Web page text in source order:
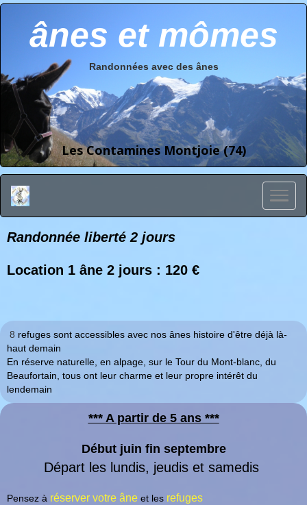
ânes et mômes
Randonnées avec des ânes
Les Contamines Montjoie (74)
Randonnée liberté 2 jours
Location 1 âne 2 jours : 120 €
8 refuges sont accessibles avec nos ânes histoire d'être déjà là-
haut demain
En réserve naturelle, en alpage, sur le Tour du Mont-blanc, du
Beaufortain, tous ont leur charme et leur propre intérêt du
lendemain
*** A partir de 5 ans ***
Début juin fin septembre
Départ les lundis, jeudis et samedis
Pensez à réserver votre âne et les refuges